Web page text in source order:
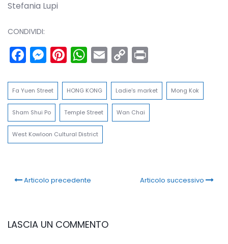
Stefania Lupi
CONDIVIDI:
Facebook
Messenger
Pinterest
WhatsApp
Email
Copy
Fa Yuen Street HONG KONG Ladie's market Mong Kok
Sham Shui Po Temple Street Wan Chai
West Kowloon Cultural District
Articolo precedente Articolo successivo
LASCIA UN COMMENTO